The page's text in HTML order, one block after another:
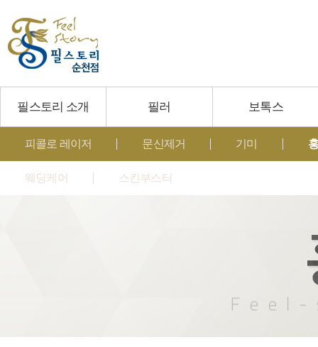
필스토리 소개 필러 보톡스
피콜로 레이저 문신제거 기미
웨딩케어 스킨부스터